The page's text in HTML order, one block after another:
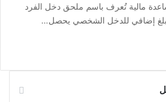
مالية تُعرف باسم ملحق دخل الفرد
إضافي للدخل الشخصي يحصل…